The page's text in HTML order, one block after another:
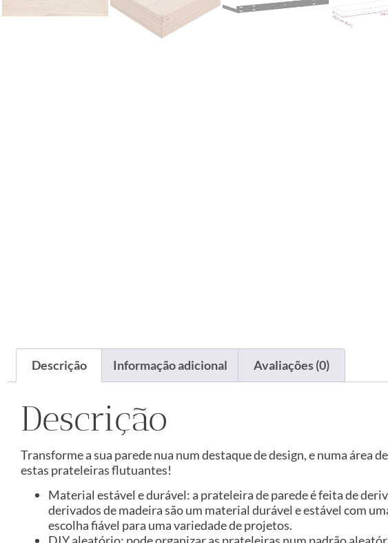
Descrição Informação adicional Avaliações (0)
Descrição
Transforme a sua parede nua num destaque de design, e numa área
estas prateleiras flutuantes!
Material estável e durável: a prateleira de parede é feita de
derivados de madeira são um material durável e estável com
escolha fiável para uma variedade de projetos.